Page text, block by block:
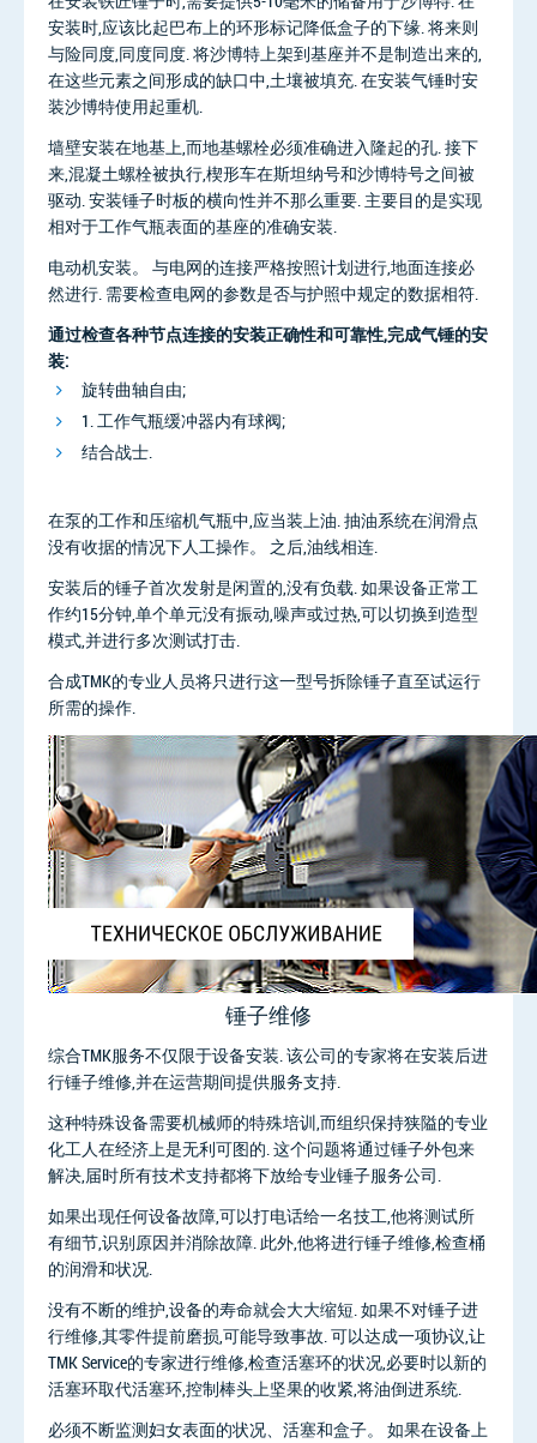
安装时,应该比起巴布上的环形标记降低盒子的下缘. 将来则
与险同度,同度同度. 将沙博特上架到基座并不是制造出来的,
在这些元素之间形成的缺口中,土壤被填充. 在安装气锤时安
装沙博特使用起重机.
墙壁安装在地基上,而地基螺栓必须准确进入隆起的孔. 接下
来,混凝土螺栓被执行,楔形车在斯坦纳号和沙博特号之间被
驱动. 安装锤子时板的横向性并不那么重要. 主要目的是实现
相对于工作气瓶表面的基座的准确安装.
电动机安装。 与电网的连接严格按照计划进行,地面连接必
然进行. 需要检查电网的参数是否与护照中规定的数据相符.
通过检查各种节点连接的安装正确性和可靠性,完成气锤的安
装:
旋转曲轴自由;
1. 工作气瓶缓冲器内有球阀;
结合战士.
在泵的工作和压缩机气瓶中,应当装上油. 抽油系统在润滑点
没有收据的情况下人工操作。 之后,油线相连.
安装后的锤子首次发射是闲置的,没有负载. 如果设备正常工
作约15分钟,单个单元没有振动,噪声或过热,可以切换到造型
模式,并进行多次测试打击.
合成TMK的专业人员将只进行这一型号拆除锤子直至试运行
所需的操作.
锤子维修
综合TMK服务不仅限于设备安装. 该公司的专家将在安装后进
行锤子维修,并在运营期间提供服务支持.
这种特殊设备需要机械师的特殊培训,而组织保持狭隘的专业
化工人在经济上是无利可图的. 这个问题将通过锤子外包来
解决,届时所有技术支持都将下放给专业锤子服务公司.
如果出现任何设备故障,可以打电话给一名技工,他将测试所
有细节,识别原因并消除故障. 此外,他将进行锤子维修,检查桶
的润滑和状况.
没有不断的维护,设备的寿命就会大大缩短. 如果不对锤子进
行维修,其零件提前磨损,可能导致事故. 可以达成一项协议,让
TMK Service的专家进行维修,检查活塞环的状况,必要时以新的
活塞环取代活塞环,控制棒头上坚果的收紧,将油倒进系统.
必须不断监测妇女表面的状况、活塞和盒子。 如果在设备上